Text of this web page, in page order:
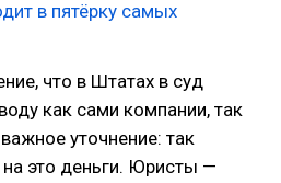
в пятёрку самых
что в Штатах в суд
как сами компании, так
уточнение: так
на это деньги. Юристы —